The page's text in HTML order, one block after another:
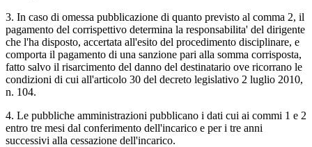
3. In caso di omessa pubblicazione di quanto previsto al comma 2, il
pagamento del corrispettivo determina la responsabilita' del dirigente
che l'ha disposto, accertata all'esito del procedimento disciplinare, e
comporta il pagamento di una sanzione pari alla somma corrisposta,
fatto salvo il risarcimento del danno del destinatario ove ricorrano le
condizioni di cui all'articolo 30 del decreto legislativo 2 luglio 2010,
n. 104.
4. Le pubbliche amministrazioni pubblicano i dati cui ai commi 1 e 2
entro tre mesi dal conferimento dell'incarico e per i tre anni
successivi alla cessazione dell'incarico.